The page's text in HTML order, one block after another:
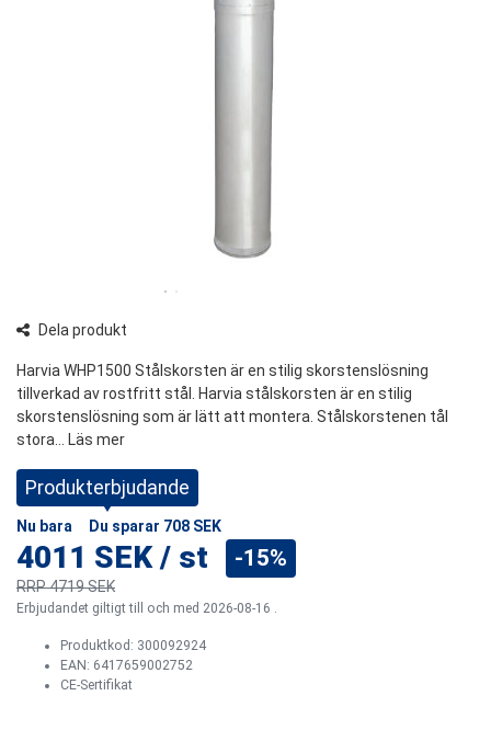
Dela produkt
Harvia WHP1500 Stålskorsten är en stilig skorstenslösning
tillverkad av rostfritt stål. Harvia stålskorsten är en stilig
skorstenslösning som är lätt att montera. Stålskorstenen tål
stora... Läs mer
Produkterbjudande
Nu bara Du sparar 708 SEK
4011 SEK / st
RRP4719 SEK
-15%
Erbjudandet giltigt till och med 2026-08-16 .
Produktkod: 300092924
EAN: 6417659002752
CE-Sertifikat